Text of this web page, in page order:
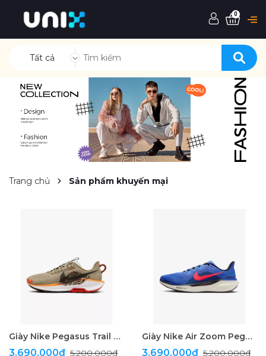
Tất cả
0
Trang chủ Sản phẩm khuyến mại
Giày Nike Pegasus Trail 5 Running " Brown "
3.690.000₫ 5.200.000₫
Giày Nike Air Zoom Pegasus 41 Running " Blue "
3.690.000₫ 5.200.000₫